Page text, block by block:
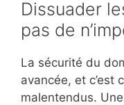
Dissuader
pas de
La sécurité du
avancée, et c’est
malentendus.